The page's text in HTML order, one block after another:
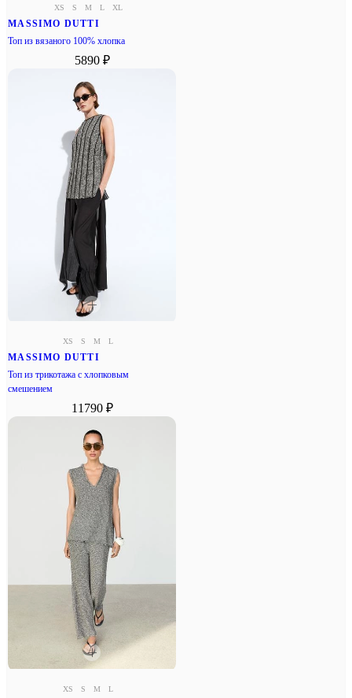
XS S M L XL
MASSIMO DUTTI
Топ из вязаного 100% хлопка
5890 ₽
XS S M L
MASSIMO DUTTI
Топ из трикотажа с хлопковым
смешением
11790 ₽
XS S M L